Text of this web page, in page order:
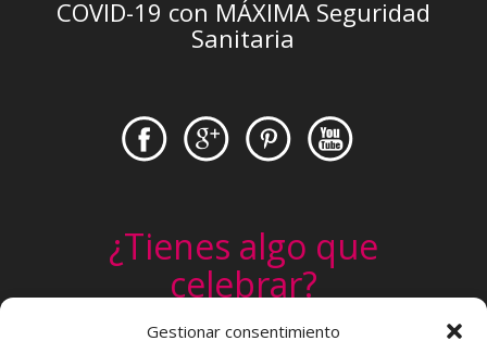
Gestionar consentimiento
COVID-19 con MÁXIMA Seguridad
Sanitaria
¿Tienes algo que
celebrar?
Un cumpleaños, una comunión, un